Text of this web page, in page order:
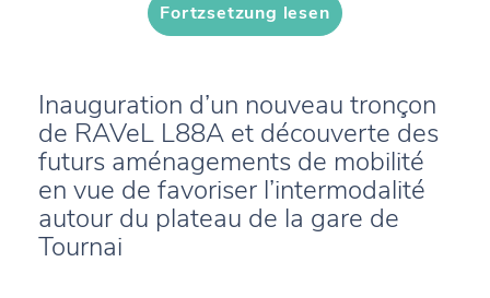
Fortzsetzung lesen
Inauguration d’un nouveau tronçon
de RAVeL L88A et découverte des
futurs aménagements de mobilité
en vue de favoriser l’intermodalité
autour du plateau de la gare de
Tournai